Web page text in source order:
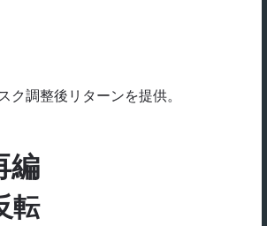
調整後リターンを提供。
編
転